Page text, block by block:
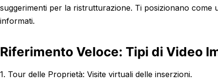
suggerimenti per la ristrutturazione. Ti posizionano
informati.
Riferimento Veloce: Tipi di Video
1. Tour delle Proprietà: Visite virtuali delle inserzioni.